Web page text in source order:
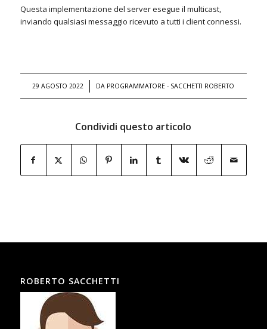
Questa implementazione del server esegue il multicast,
inviando qualsiasi messaggio ricevuto a tutti i client connessi.
29 AGOSTO 2022
/ DA PROGRAMMATORE - SACCHETTI ROBERTO
Condividi questo articolo
ROBERTO SACCHETTI